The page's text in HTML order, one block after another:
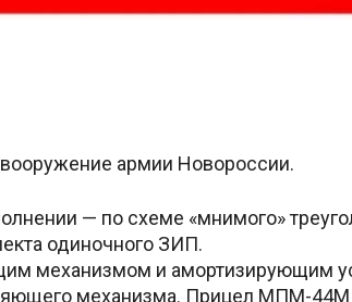
армии Новороссии.
— по схеме «мнимого»
одиночного ЗИП.
механизмом и амортизирующим
механизма. Прицел МПМ-